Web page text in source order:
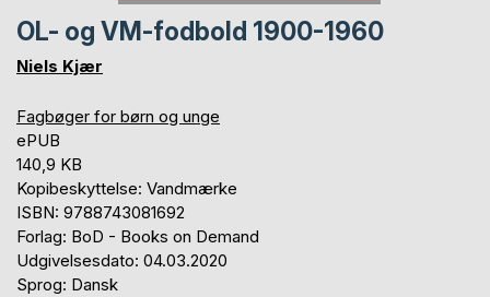
OL- og VM-fodbold 1900-1960
Niels Kjær
Fagbøger for børn og unge
ePUB
140,9 KB
Kopibeskyttelse: Vandmærke
ISBN: 9788743081692
Forlag: BoD - Books on Demand
Udgivelsesdato: 04.03.2020
Sprog: Dansk